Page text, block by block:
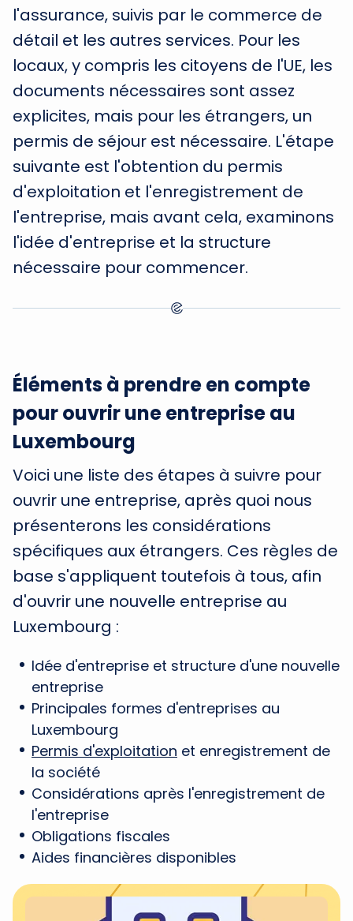
l'assurance, suivis par le commerce de
détail et les autres services. Pour les
locaux, y compris les citoyens de l'UE, les
documents nécessaires sont assez
explicites, mais pour les étrangers, un
permis de séjour est nécessaire. L'étape
suivante est l'obtention du permis
d'exploitation et l'enregistrement de
l'entreprise, mais avant cela, examinons
l'idée d'entreprise et la structure
nécessaire pour commencer.
Éléments à prendre en compte
pour ouvrir une entreprise au
Luxembourg
Voici une liste des étapes à suivre pour
ouvrir une entreprise, après quoi nous
présenterons les considérations
spécifiques aux étrangers. Ces règles de
base s'appliquent toutefois à tous, afin
d'ouvrir une nouvelle entreprise au
Luxembourg :
Idée d'entreprise et structure d'une nouvelle
entreprise
Principales formes d'entreprises au
Luxembourg
Permis d'exploitation et enregistrement de
la société
Considérations après l'enregistrement de
l'entreprise
Obligations fiscales
Aides financières disponibles